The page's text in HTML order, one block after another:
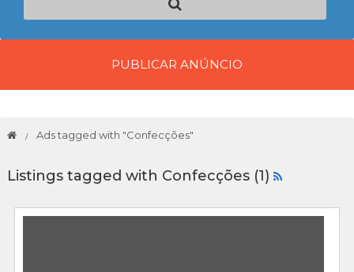
PUBLICAR ANÚNCIO
Ads tagged with "Confecções"
Listings tagged with Confecções (1)